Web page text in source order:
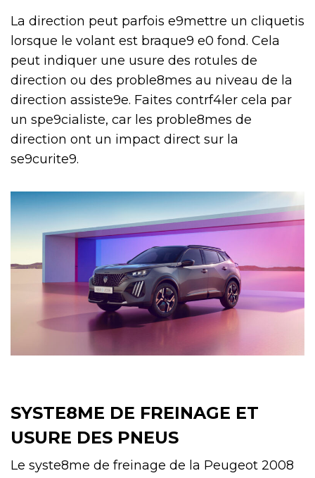
La direction peut parfois e9mettre un cliquetis
lorsque le volant est braque9 e0 fond. Cela
peut indiquer une usure des rotules de
direction ou des proble8mes au niveau de la
direction assiste9e. Faites contrf4ler cela par
un spe9cialiste, car les proble8mes de
direction ont un impact direct sur la
se9curite9.
SYSTE8ME DE FREINAGE ET
USURE DES PNEUS
Le syste8me de freinage de la Peugeot 2008